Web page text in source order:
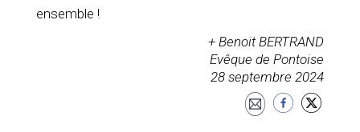
ensemble !
+ Benoit BERTRAND
Evêque de Pontoise
28 septembre 2024